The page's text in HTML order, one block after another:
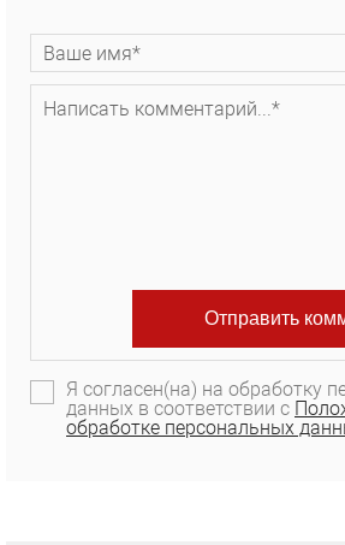
Я согласен(на) на обработку
данных в соответствии с
обработке персональных